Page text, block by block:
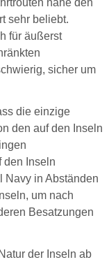
sehr beliebt.
für äußerst
sicher um
die einzige
den auf den Inseln
den Inseln
Navy in Abständen
um nach
Besatzungen
der Inseln ab